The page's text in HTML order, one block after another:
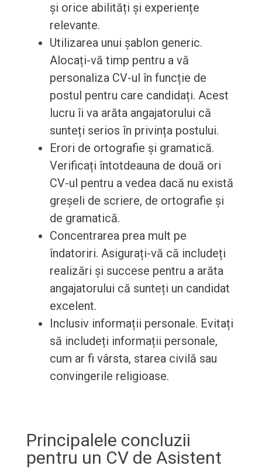
și orice abilități și experiențe
relevante.
Utilizarea unui șablon generic.
Alocați-vă timp pentru a vă
personaliza CV-ul în funcție de
postul pentru care candidați. Acest
lucru îi va arăta angajatorului că
sunteți serios în privința postului.
Erori de ortografie și gramatică.
Verificați întotdeauna de două ori
CV-ul pentru a vedea dacă nu există
greșeli de scriere, de ortografie și
de gramatică.
Concentrarea prea mult pe
îndatoriri. Asigurați-vă că includeți
realizări și succese pentru a arăta
angajatorului că sunteți un candidat
excelent.
Inclusiv informații personale. Evitați
să includeți informații personale,
cum ar fi vârsta, starea civilă sau
convingerile religioase.
Principalele concluzii
pentru un CV de Asistent